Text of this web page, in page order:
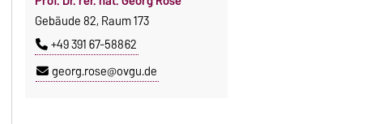
Gebäude 82, Raum 173
+49 391 67-58862
georg.rose@ovgu.de